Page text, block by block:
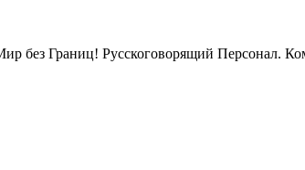
без Границ! Русскоговорящий Персонал.